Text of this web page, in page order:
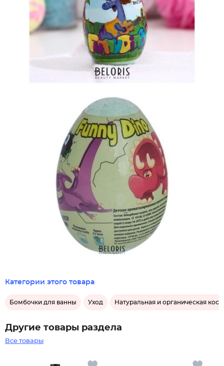
Категории этого товара
Бомбочки для ванны Уход Натуральная и органическая
Другие товары раздела
Все товары